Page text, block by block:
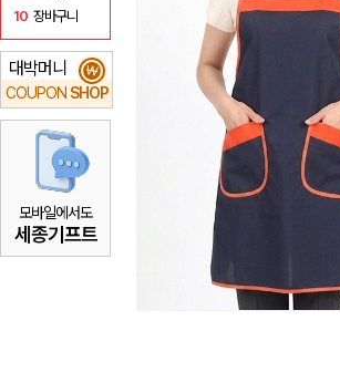
10 장바구니
대박머니
COUPON SHOP
₩
모바일에서도
세종기프트